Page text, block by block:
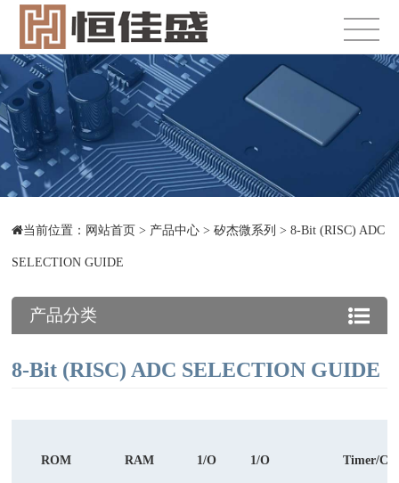
当前位置： 网站首页 > 产品中心 >矽杰微系列 >8-Bit (RISC) ADC
SELECTION GUIDE
产品分类
8-Bit (RISC) ADC SELECTION GUIDE
ROM RAM 1/O 1/O Timer/